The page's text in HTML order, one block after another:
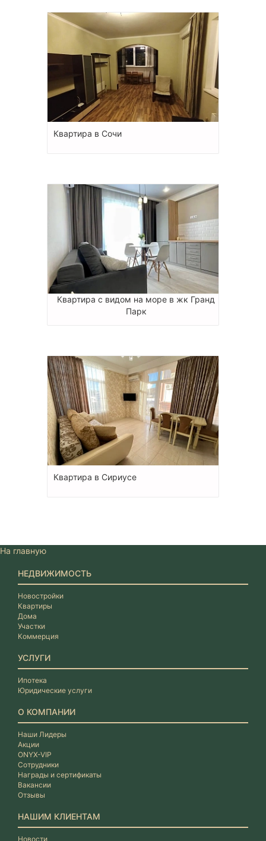
Квартира в Сочи
Квартира с видом на море в жк Гранд
Парк
Квартира в Сириусе
На главную
НЕДВИЖИМОСТЬ
Новостройки
Квартиры
Дома
Участки
Коммерция
УСЛУГИ
Ипотека
Юридические услуги
О КОМПАНИИ
Наши Лидеры
Акции
ONYX-VIP
Сотрудники
Награды и сертификаты
Вакансии
Отзывы
НАШИМ КЛИЕНТАМ
Новости